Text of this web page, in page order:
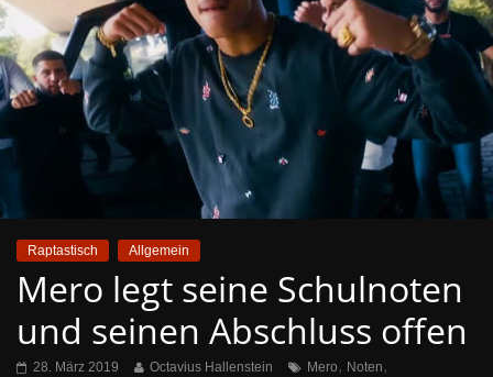
Raptastisch Allgemein
Mero legt seine Schulnoten
und seinen Abschluss offen
28. März 2019 Octavius Hallenstein Mero, Noten,